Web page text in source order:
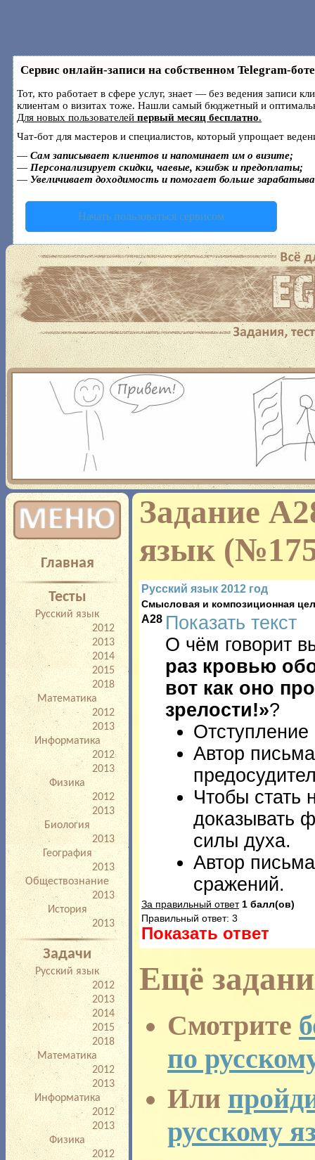
Сервис онлайн-записи на собственном Telegram-боте
Тот, кто работает в сфере услуг, знает — без ведения записи
клиентам о визитах тоже. Нашли самый бюджетный и
Для новых пользователей первый месяц бесплатно.
Чат-бот для мастеров и специалистов, который упрощает
— Сам записывает клиентов и напоминает им о визите;
— Персонализирует скидки, чаевые, кэшбэк и предоплаты;
— Увеличивает доходимость и помогает больше
Начать пользоваться сервисом
Добро пожаловать!
сдать ЕГЭ – то вы
полноценной
предлагает вам:
многим предметам с
результатов,
типа или на
процедурой
Главная
Тесты
Русский язык
2012
2013
2014
2015
2018
Математика
2012
2013
Информатика
2012
2013
Физика
2012
2013
Биология
2013
География
2013
Обществознание
2013
История
2013
Задачи
Русский язык
2012
2013
2014
2015
2018
Математика
2012
2013
Информатика
2012
2013
Физика
2012
Задание
язык
Русский язык 2012 год
Смысловая и композиционная
A28 Показать текст
О чём говорит
раз кровью
вот как оно
зрелости!»?
Отступление
Автор
Чтобы стать
доказывать
силы духа.
Автор
сражений.
За правильный ответ 1 балл(ов)
Правильный ответ: 3
Показать ответ
Ещё
Смотрите
по
Или
русскому